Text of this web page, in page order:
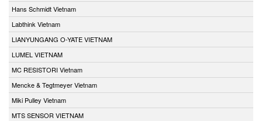
Hans Schmidt Vietnam
Labthink Vietnam
LIANYUNGANG O-YATE VIETNAM
LUMEL VIETNAM
MC RESISTORI Vietnam
Mencke & Tegtmeyer Vietnam
Miki Pulley Vietnam
MTS SENSOR VIETNAM